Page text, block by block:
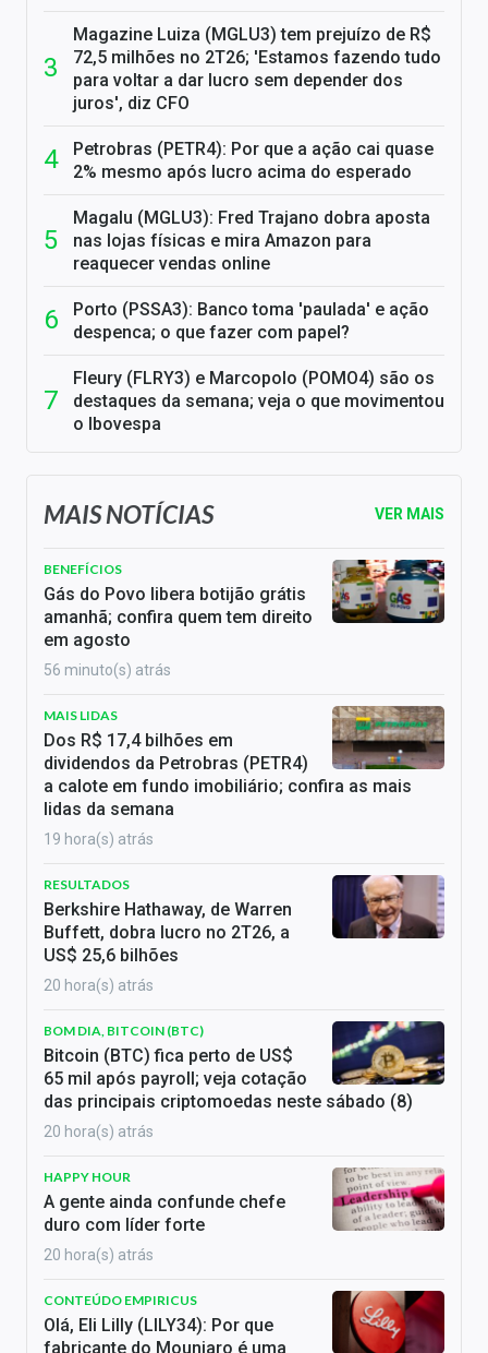
Magazine Luiza (MGLU3) tem prejuízo de R$
72,5 milhões no 2T26; 'Estamos fazendo tudo
para voltar a dar lucro sem depender dos
juros', diz CFO
Petrobras (PETR4): Por que a ação cai quase
2% mesmo após lucro acima do esperado
Magalu (MGLU3): Fred Trajano dobra aposta
nas lojas físicas e mira Amazon para
reaquecer vendas online
Porto (PSSA3): Banco toma 'paulada' e ação
despenca; o que fazer com papel?
Fleury (FLRY3) e Marcopolo (POMO4) são os
destaques da semana; veja o que movimentou
o Ibovespa
MAIS NOTÍCIAS VER MAIS
BENEFÍCIOS
Gás do Povo libera botijão grátis
amanhã; confira quem tem direito
em agosto
56 minuto(s) atrás
MAIS LIDAS
Dos R$ 17,4 bilhões em
dividendos da Petrobras (PETR4)
a calote em fundo imobiliário; confira as mais
lidas da semana
19 hora(s) atrás
RESULTADOS
Berkshire Hathaway, de Warren
Buffett, dobra lucro no 2T26, a
US$ 25,6 bilhões
20 hora(s) atrás
BOM DIA, BITCOIN (BTC)
Bitcoin (BTC) fica perto de US$
65 mil após payroll; veja cotação
das principais criptomoedas neste sábado (8)
20 hora(s) atrás
HAPPY HOUR
A gente ainda confunde chefe
duro com líder forte
20 hora(s) atrás
CONTEÚDO EMPIRICUS
Olá, Eli Lilly (LILY34): Por que
fabricante do Mounjaro é uma